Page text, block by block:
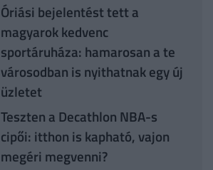
Óriási bejelentést tett a
magyarok kedvenc
sportáruháza: hamarosan a te
városodban is nyithatnak egy új
üzletet
Teszten a Decathlon NBA-s
cipői: itthon is kapható, vajon
megéri megvenni?